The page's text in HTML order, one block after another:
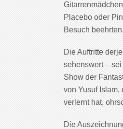
Placebo oder
Besuch beehrten.
Die Auftritte
sehenswert –
Show der
von Yusuf Islam,
verlernt hat,
Die